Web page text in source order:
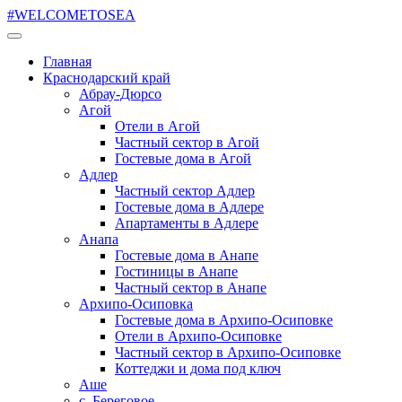
#WELCOMETOSEA
Главная
Краснодарский край
Абрау-Дюрсо
Агой
Отели в Агой
Частный сектор в Агой
Гостевые дома в Агой
Адлер
Частный сектор Адлер
Гостевые дома в Адлере
Апартаменты в Адлере
Анапа
Гостевые дома в Анапе
Гостиницы в Анапе
Частный сектор в Анапе
Архипо-Осиповка
Гостевые дома в Архипо-Осиповке
Отели в Архипо-Осиповке
Частный сектор в Архипо-Осиповке
Коттеджи и дома под ключ
Аше